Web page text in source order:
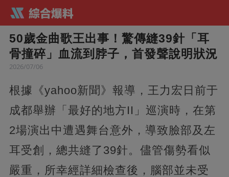
50歲金曲歌王出事！驚傳縫39針「耳
骨撞碎」血流到脖子，首發聲說明狀況
2026/07/06
根據《yahoo新聞》報導，王力宏日前于
成都舉辦「最好的地方II」巡演時，在第
2場演出中遭遇舞台意外，導致臉部及左
耳受創，總共縫了39針。儘管傷勢看似
嚴重，所幸經詳細檢查後，腦部並未受